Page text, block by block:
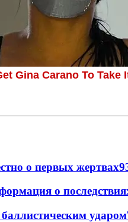
о первых жертвах
о
ударом